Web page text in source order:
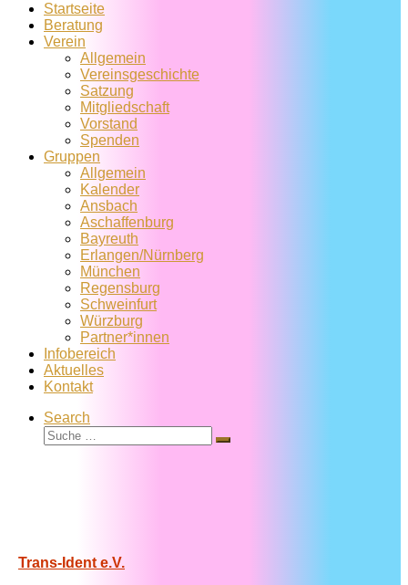
Startseite
Beratung
Verein
Allgemein
Vereins­geschichte
Satzung
Mitglied­schaft
Vorstand
Spenden
Gruppen
Allgemein
Kalender
Ansbach
Aschaffenburg
Bayreuth
Erlangen/Nürnberg
München
Regensburg
Schweinfurt
Würzburg
Partner*innen
Infobereich
Aktuelles
Kontakt
Search
Suche
Suche
Trans-Ident e.V.